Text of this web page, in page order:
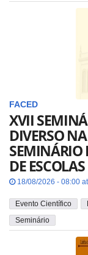
FACED
XVII
DIVERSO
SEMINÁRIO
DE
18/08/2026 - 08:00
Evento Científico
Seminário